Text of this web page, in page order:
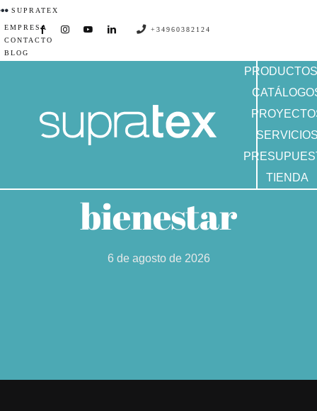
Saltar
al
contenido
SUPRATEX
EMPRESA
CONTACTO
BLOG
+34960382124
PRODUCTOS
TIENDA
bienestar
6 de agosto de 2026